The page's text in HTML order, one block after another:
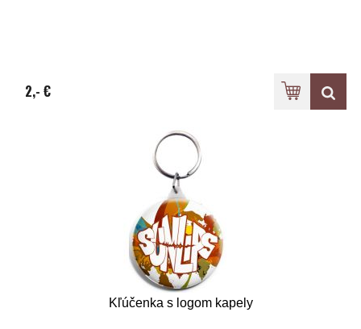
2,- €
Kľúčenka s logom kapely